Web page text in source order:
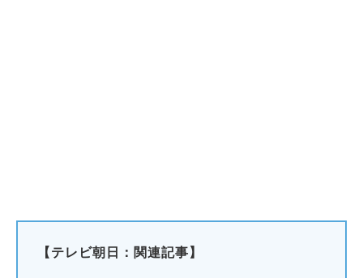
【テレビ朝日：関連記事】